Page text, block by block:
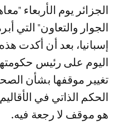
الجزائر يوم الأربعاء
إسبانيا، بعد أن أكدت
اليوم على رئيس
تغيير موقفها بشأن
الحكم الذاتي في
هو موقف لا رجعة فيه.